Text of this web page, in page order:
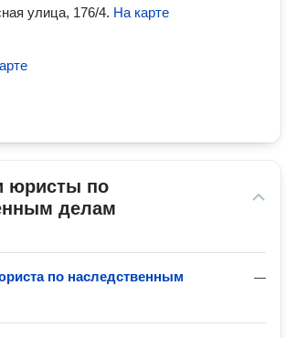
улица, 176/4. На карте
юристы по
делам
—
по наследственным